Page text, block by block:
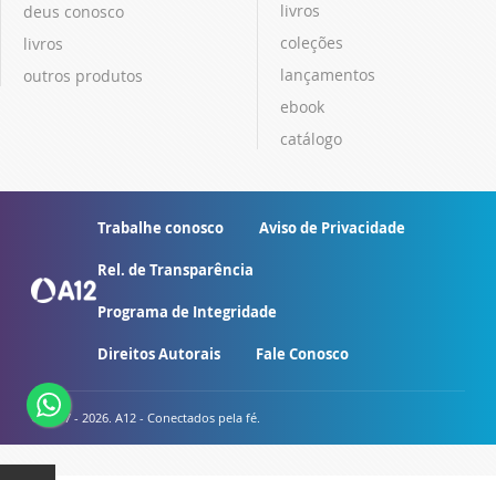
deus conosco
livros
outros produtos
livros
coleções
lançamentos
ebook
catálogo
Trabalhe conosco Aviso de Privacidade
Rel. de Transparência
Programa de Integridade
Direitos Autorais Fale Conosco
© 2007 - 2026. A12 - Conectados pela fé.